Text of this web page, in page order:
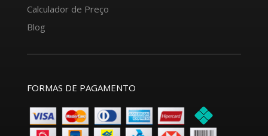
Calculador de Preço
Blog
FORMAS DE PAGAMENTO